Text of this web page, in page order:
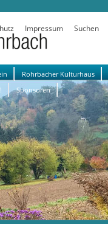
Impressum Suchen
Rohrbacher Kulturhaus
Sponsoren